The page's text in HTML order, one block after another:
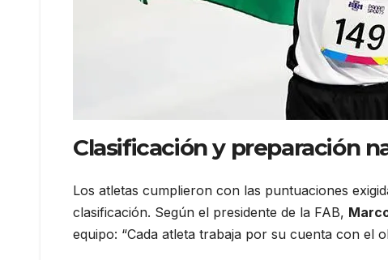
Clasificación y preparación
Los atletas cumplieron con las puntuaciones
clasificación. Según el presidente de la FAB,
equipo: “Cada atleta trabaja por su cuenta con el